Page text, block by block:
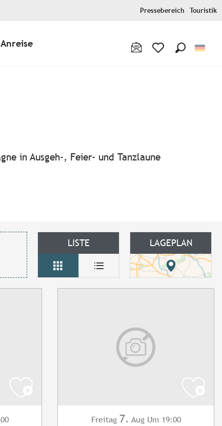
Pressebereich Touristik
Anreise
in Ausgeh-, Feier- und Tanzlaune
LISTE LAGEPLAN
Freitag 7. Aug Um 19:00